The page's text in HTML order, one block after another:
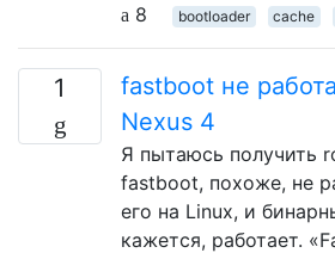
8
bootloader cache
1
fastboot не
Nexus 4
Я пытаюсь получить
fastboot, похоже, не
его на Linux, и
кажется, работает.